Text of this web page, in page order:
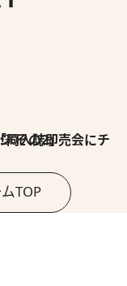
会にチャレンジ その2」
TOP